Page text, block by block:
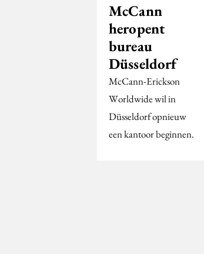
McCann
heropent
bureau
Düsseldorf
McCann-Erickson
Worldwide wil in
Düsseldorf opnieuw
een kantoor beginnen.